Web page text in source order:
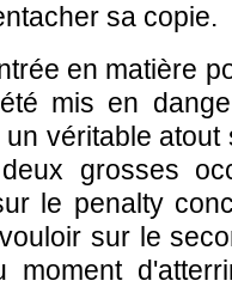
sa copie.
en matière
mis en
véritable
grosses
le penalty
sur le
moment